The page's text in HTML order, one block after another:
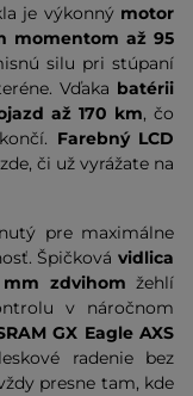
je výkonný motor
momentom až 95
silu pri stúpaní
Vďaka batérii
až 170 km, čo
Farebný LCD
či už vyrážate na
pre maximálne
Špičková vidlica
mm zdvihom žehlí
v náročnom
GX Eagle AXS
radenie bez
presne tam, kde